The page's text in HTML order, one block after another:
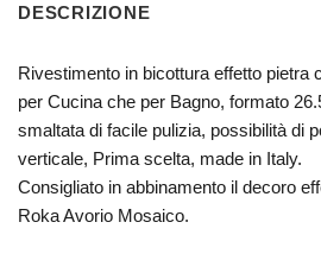
DESCRIZIONE
Rivestimento in bicottura effetto pietra
per Cucina che per Bagno, formato
smaltata di facile pulizia, possibilità di
verticale, Prima scelta, made in Italy.
Consigliato in abbinamento il decoro
Roka Avorio Mosaico.